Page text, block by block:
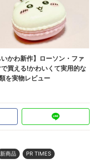
新商品 PR TIMES